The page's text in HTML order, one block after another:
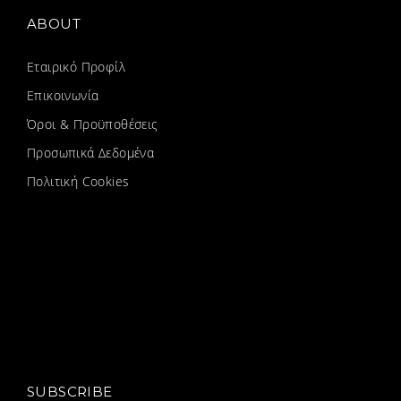
ABOUT
Εταιρικό Προφίλ
Επικοινωνία
Όροι & Προϋποθέσεις
Προσωπικά Δεδομένα
Πολιτική Cookies
SUBSCRIBE